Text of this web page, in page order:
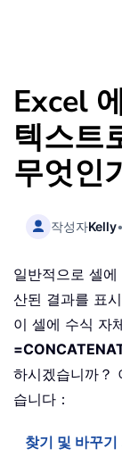
Excel
텍스트
무엇인
작성자Kelly•
일반적으로 셀
산된 결과를 표
이 셀에 수식 자
하시겠습니까？
습니다：
찾기 및 바꾸